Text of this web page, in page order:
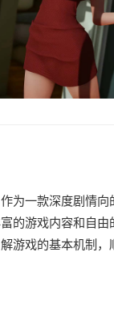
为一款深度剧情
的游戏内容和自
游戏的基本机制，